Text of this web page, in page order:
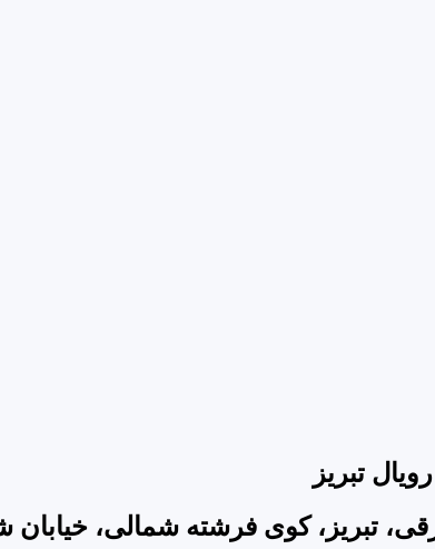
تبریز
تبریز، کوی فرشته شمالی،